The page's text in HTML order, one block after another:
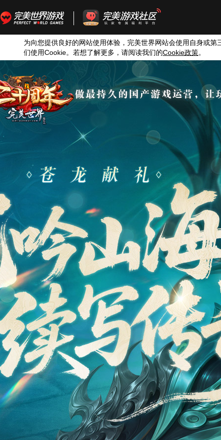
为向您提供良好的网站使用体验，完美世界网站会使用自身或第
们使用Cookie。若想了解更多，请阅读我们的Cookie政策。